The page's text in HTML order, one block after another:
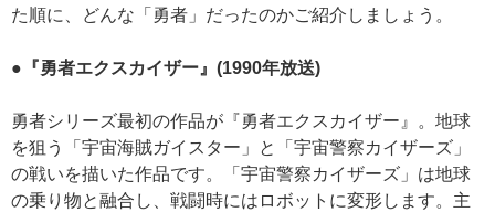
た順に、どんな「勇者」だったのかご紹介しましょう。
●『勇者エクスカイザー』(1990年放送)
勇者シリーズ最初の作品が『勇者エクスカイザー』。地球
を狙う「宇宙海賊ガイスター」と「宇宙警察カイザーズ」
の戦いを描いた作品です。「宇宙警察カイザーズ」は地球
の乗り物と融合し、戦闘時にはロボットに変形します。主